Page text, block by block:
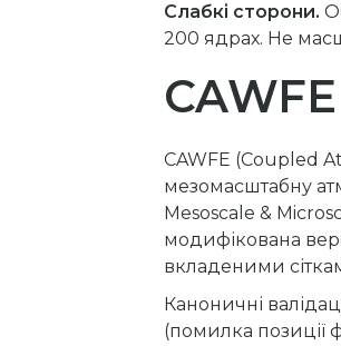
Слабкі сторони.
200 ядрах. Не
CAWFE (Coupled
мезомасштабну
Mesoscale &
модифікована
вкладеними
Каноничні
(помилка позиції